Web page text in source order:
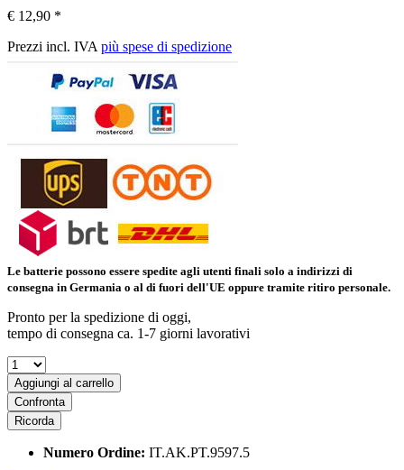
€ 12,90 *
Prezzi incl. IVA più spese di spedizione
Le batterie possono essere spedite agli utenti finali solo a indirizzi di
consegna in Germania o al di fuori dell'UE oppure tramite ritiro personale.
Pronto per la spedizione di oggi,
tempo di consegna ca. 1-7 giorni lavorativi
Aggiungi al carrello
Confronta
Ricorda
Numero Ordine: IT.AK.PT.9597.5